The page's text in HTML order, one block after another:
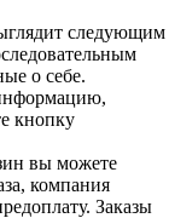
следующим
о себе.
кнопку
вы можете
компания
Заказы